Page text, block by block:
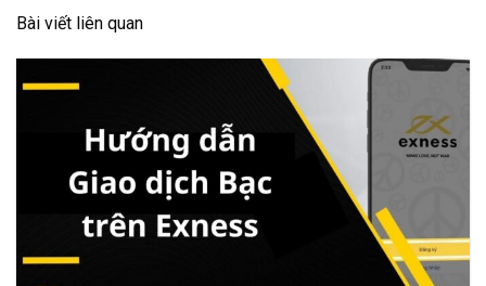
Bài viết liên quan